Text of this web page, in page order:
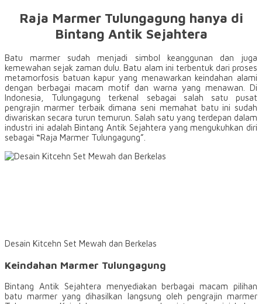
Raja Marmer Tulungagung hanya di
Bintang Antik Sejahtera
Batu marmer sudah menjadi simbol keanggunan dan juga
kemewahan sejak zaman dulu. Batu alam ini terbentuk dari proses
metamorfosis batuan kapur yang menawarkan keindahan alami
dengan berbagai macam motif dan warna yang menawan. Di
Indonesia, Tulungagung terkenal sebagai salah satu pusat
pengrajin marmer terbaik dimana seni memahat batu ini sudah
diwariskan secara turun temurun. Salah satu yang terdepan dalam
industri ini adalah Bintang Antik Sejahtera yang mengukuhkan diri
sebagai “Raja Marmer Tulungagung”.
Desain Kitcehn Set Mewah dan Berkelas
Keindahan Marmer Tulungagung
Bintang Antik Sejahtera menyediakan berbagai macam pilihan
batu marmer yang dihasilkan langsung oleh pengrajin marmer